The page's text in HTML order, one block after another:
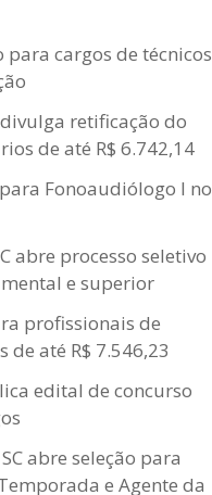
para cargos de técnicos
retificação do
de até R$ 6.742,14
para Fonoaudiólogo I no
abre processo seletivo
e superior
profissionais de
de até R$ 7.546,23
edital de concurso
abre seleção para
e Agente da